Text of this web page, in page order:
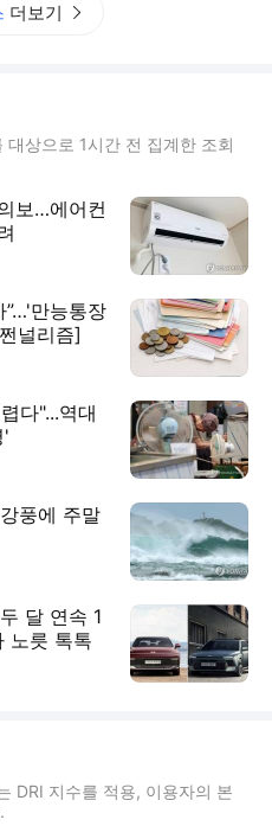
더보기
상으로 1시간 전 집계한 조회
보…에어컨
”…'만능통장
널리즘]
다"...역대
'
풍에 주말
달 연속 1
노릇 톡톡
DRI 지수를 적용, 이용자의 본